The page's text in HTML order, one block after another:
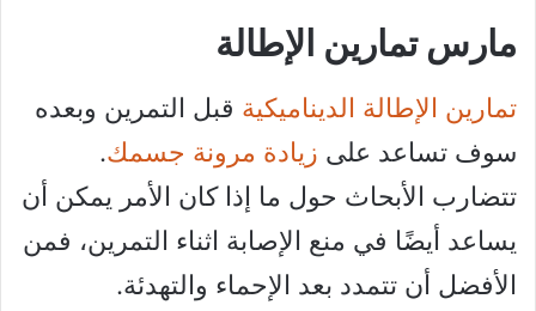
مارس تمارين الإطالة
تمارين الإطالة الديناميكية قبل التمرين وبعده
سوف تساعد على زيادة مرونة جسمك.
تتضارب الأبحاث حول ما إذا كان الأمر يمكن أن
يساعد أيضًا في منع الإصابة اثناء التمرين، فمن
الأفضل أن تتمدد بعد الإحماء والتهدئة.